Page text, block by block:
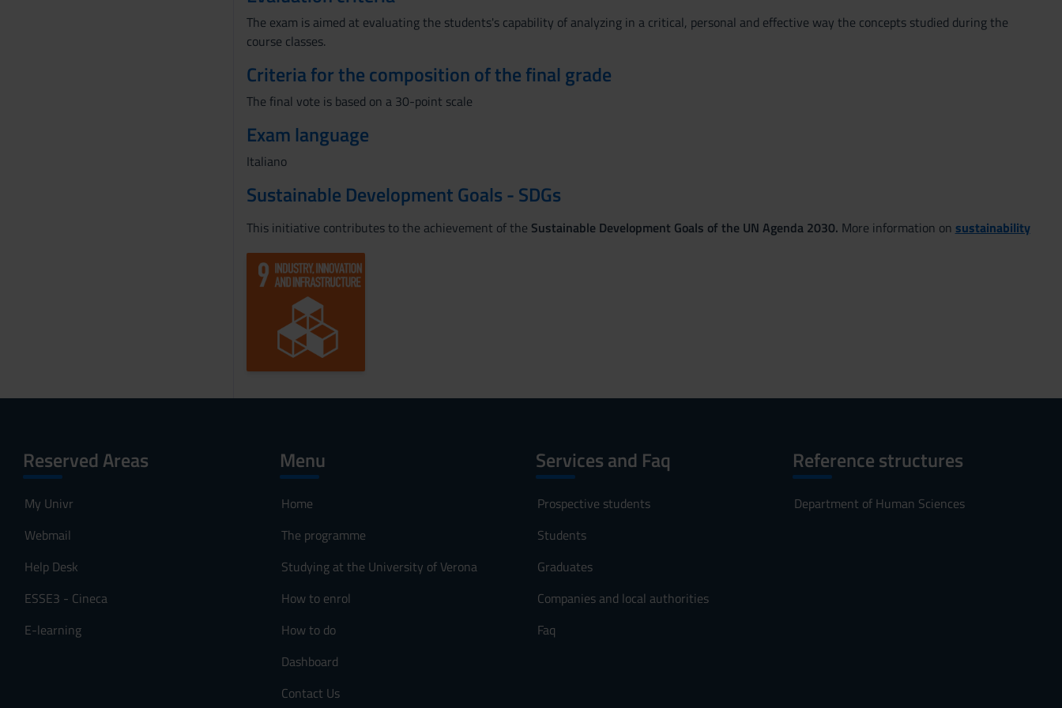
The exam is aimed at evaluating the students's capability of analyzing in a critical, personal and effective way the concepts studied during the
course classes.
Criteria for the composition of the final grade
The final vote is based on a 30-point scale
Exam language
Italiano
Sustainable Development Goals - SDGs
This initiative contributes to the achievement of the Sustainable Development Goals of the UN Agenda 2030. More information on sustainability
Reserved Areas
My Univr
Webmail
Help Desk
ESSE3 - Cineca
E-learning
Menu
Home
The programme
Studying at the University of Verona
How to enrol
How to do
Dashboard
Contact Us
Services and Faq
Prospective students
Students
Graduates
Companies and local authorities
Faq
Reference structures
Department of Human Sciences